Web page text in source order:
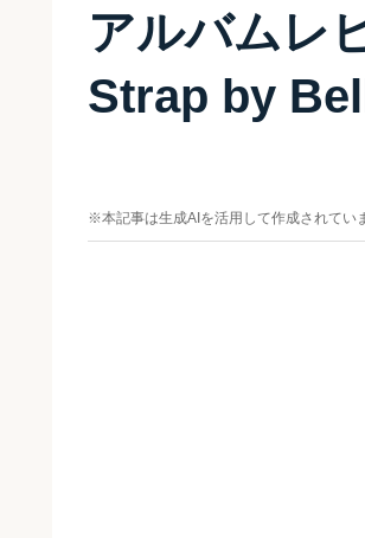
アルバムレ
Strap by
※本記事は生成AIを活用して作成されてい